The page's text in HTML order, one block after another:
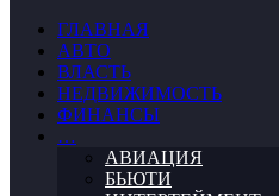
ГЛАВНАЯ
АВТО
ВЛАСТЬ
НЕДВИЖИМОСТЬ
ФИНАНСЫ
…
АВИАЦИЯ
БЬЮТИ